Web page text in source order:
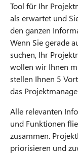
Tool für Ihr
als erwartet und
den ganzen
Wenn Sie gerade
suchen, Ihr
wollen wir Ihnen
stellen Ihnen 5
das
Alle relevanten
und Funktionen
zusammen.
priorisieren und